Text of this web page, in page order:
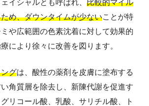
イシャルとも呼ばれ、 比較的マイル
め、ダウンタイムが少ないことが特
や広範囲の色素沈着に対して効果的
により徐々に改善を図ります。
グは、酸性の薬剤を皮膚に塗布する
角質層を除去し、新陳代謝を促進す
リコール酸、乳酸、サリチル酸、ト